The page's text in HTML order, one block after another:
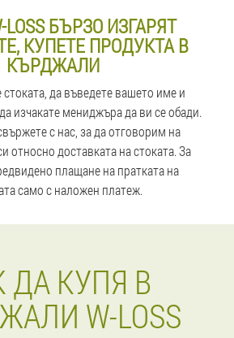
БЪРЗО ИЗГАРЯТ
КУПЕТЕ ПРОДУКТА В
КЪРДЖАЛИ
да въведете вашето име и
изчакате мениджъра да ви се обади.
с нас, за да отговорим на
относно доставката на стоката. За
плащане на пратката на
само с наложен платеж.
ДА КУПЯ В
W-LOSS